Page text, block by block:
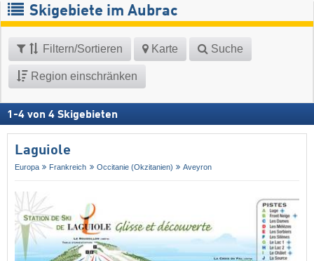
Skigebiete im Aubrac
Filtern/Sortieren Karte Suche
Region einschränken
1 -4 von 4 Skigebieten
Laguiole
Europa Frankreich Occitanie (Okzitanien) Aveyron